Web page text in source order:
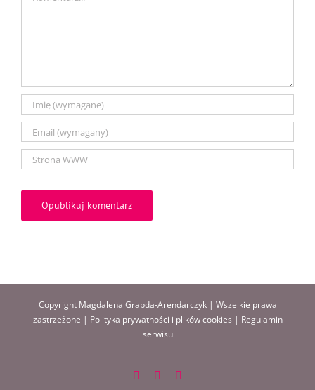
Copyright Magdalena Grabda-Arendarczyk | Wszelkie prawa
zastrzeżone | Polityka prywatności i plików cookies | Regulamin
serwisu
FacebookInstagram